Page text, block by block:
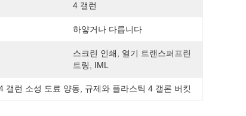
4 갤런
하얗거나 다릅니다
스크린 인쇄, 열기 트랜스퍼프린
트링, IML
갤런 소성 도료 양동 규제와 플라스틱 4 갤론 버킷